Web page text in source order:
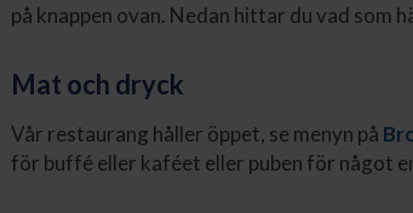
på knappen ovan. Nedan hittar du vad som
Mat och dryck
Vår restaurang håller öppet, se menyn på
för buffé eller kaféet eller puben för något